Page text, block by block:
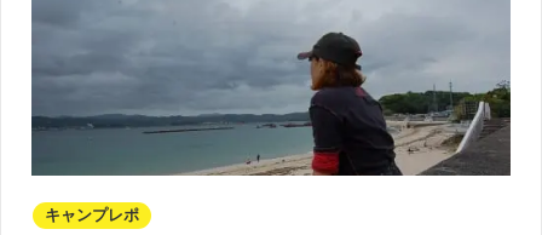
キャンプレポ